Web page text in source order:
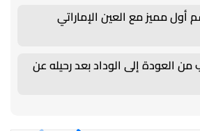
أول مميز مع العين الإماراتي
العودة إلى الوداد بعد رحيله عن